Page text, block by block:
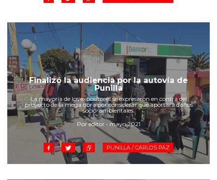
Finalizó la audiencia por la autovía de
Punilla
La mayoría de los expositores se expresaron en contra del
proyecto de la mega obra por considerar que aportará daños
socio-ambientales.
Por editor • mayo 2021
PUNILLA / CARLOS PAZ